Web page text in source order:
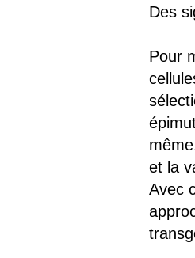
Des
Pour
et la
Avec